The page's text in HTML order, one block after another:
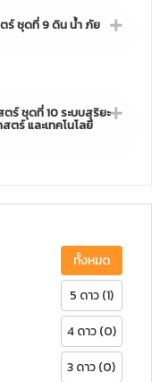
ตร์ ชุดที่ 9 ดิน น้ำ ภัย
ตร์ ชุดที่ 10 ระบบสุริยะ
ตร์ และเทคโนโลยี
ทั้งหมด
5 ดาว (1)
4 ดาว (0)
3 ดาว (0)